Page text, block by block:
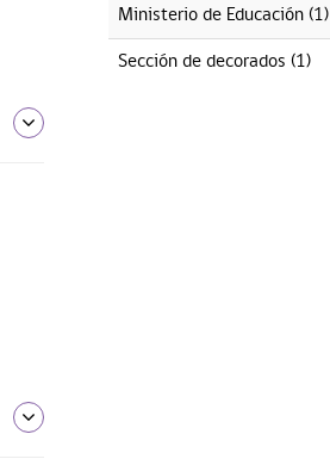
Ministerio de Educación (1)
Sección de decorados (1)